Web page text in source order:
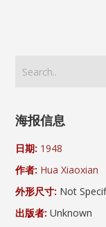
海报信息
日期: 1948
作者: Hua Xiaoxian
外形尺寸: Not
出版者: Unknown